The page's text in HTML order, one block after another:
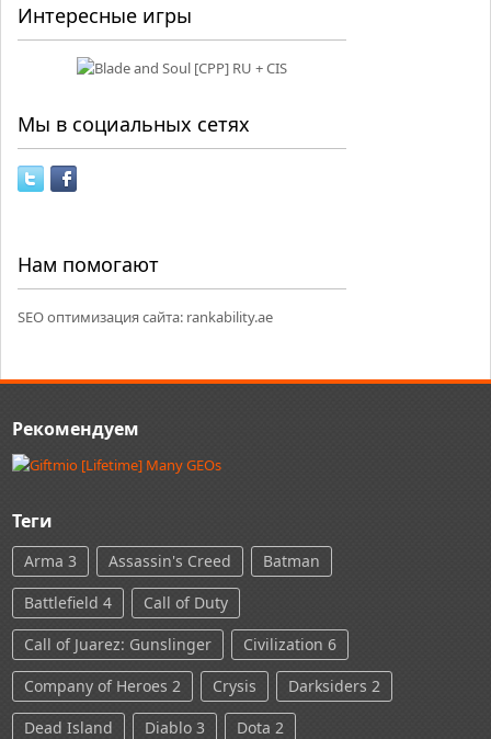
Интересные игры
Мы в социальных сетях
Нам помогают
SEO оптимизация сайта: rankability.ae
Рекомендуем
Теги
Arma 3 Assassin's Creed
Batman
Battlefield 4
Call of Duty
Call of Juarez: Gunslinger
Civilization 6
Company of Heroes 2
Crysis
Darksiders 2
Dead Island
Diablo 3
Dota 2